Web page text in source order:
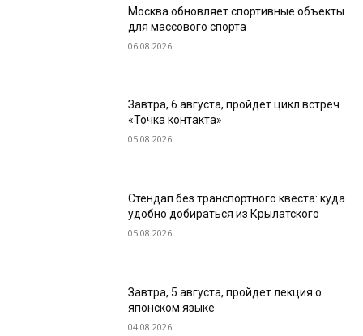
Москва обновляет спортивные объекты
для массового спорта
06.08.2026
Завтра, 6 августа, пройдет цикл встреч
«Точка контакта»
05.08.2026
Стендап без транспортного квеста: куда
удобно добираться из Крылатского
05.08.2026
Завтра, 5 августа, пройдет лекция о
японском языке
04.08.2026